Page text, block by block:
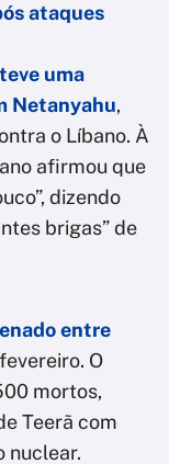
ataques
uma
Netanyahu,
o Líbano. À
afirmou que
dizendo
brigas” de
entre
O
mortos,
Teerã com
nuclear.